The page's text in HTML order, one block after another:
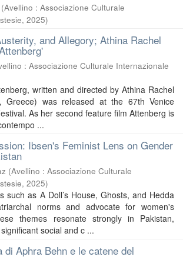
(Avellino : Associazione Culturale
, 2025)
and Allegory; Athina Rachel
: Associazione Culturale Internazionale
written and directed by Athina Rachel
Greece) was released at the 67th Venice
As her second feature film Attenberg is
...
Ibsen's Feminist Lens on Gender
(Avellino : Associazione Culturale
, 2025)
such as A Doll’s House, Ghosts, and Hedda
norms and advocate for women's
themes resonate strongly in Pakistan,
social and c ...
di Aphra Behn e le catene del